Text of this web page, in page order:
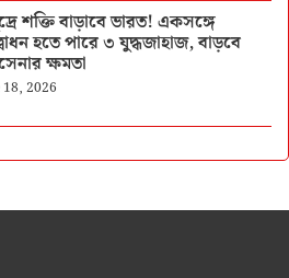
শক্তি বাড়াবে ভারত! একসঙ্গে
হতে পারে ৩ যুদ্ধজাহাজ, বাড়বে
ক্ষমতা
18, 2026